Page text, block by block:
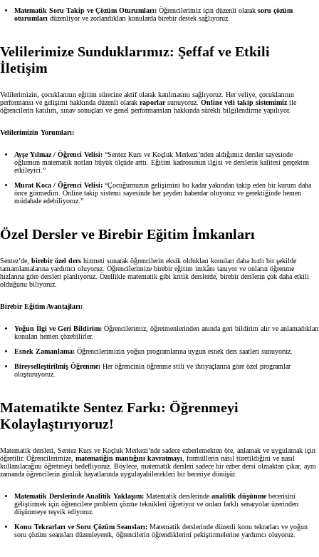
Öğrenci Yorumları
Matematik Soru Takip ve Çözüm Oturumları: Öğrencilerimiz için düzenli olarak soru çözüm
oturumları düzenliyor ve zorlandıkları konularda birebir destek sağlıyoruz.
Velilerimize Sunduklarımız: Şeffaf ve Etkili
İletişim
Velilerimizin, çocuklarının eğitim sürecine aktif olarak katılmasını sağlıyoruz. Her veliye, çocuklarının
performansı ve gelişimi hakkında düzenli olarak raporlarsunuyoruz. Online veli takip sistemimizile
öğrencilerin katılım, sınav sonuçları ve genel performansları hakkında sürekli bilgilendirme yapılıyor.
Velilerimizin Yorumları:
Ayşe Yılmaz / Öğrenci Velisi: “Sentez Kurs ve Koçluk Merkezi’nden aldığımız dersler sayesinde
oğlumun matematik notları büyük ölçüde arttı. Eğitim kadrosunun ilgisi ve derslerin kalitesi gerçekten
etkileyici.”
Murat Koca / Öğrenci Velisi: “Çocuğumuzun gelişimini bu kadar yakından takip eden bir kurum daha
önce görmedim. Online takip sistemi sayesinde her şeyden haberdar oluyoruz ve gerektiğinde hemen
müdahale edebiliyoruz.”
Özel Dersler ve Birebir Eğitim İmkanları
Sentez’de, birebir özel ders hizmeti sunarak öğrencilerin eksik oldukları konuları daha hızlı bir şekilde
tamamlamalarına yardımcı oluyoruz. Öğrencilerimize birebir eğitim imkânı tanıyor ve onların öğrenme
hızlarına göre dersleri planlıyoruz. Özellikle matematik gibi kritik derslerde, birebir derslerin çok daha etkili
olduğunu biliyoruz.
Birebir Eğitim Avantajları:
Yoğun İlgi ve Geri Bildirim: Öğrencilerimiz, öğretmenlerinden anında geri bildirim alır ve anlamadıkları
konuları hemen çözebilirler.
Esnek Zamanlama: Öğrencilerimizin yoğun programlarına uygun esnek ders saatleri sunuyoruz.
Bireyselleştirilmiş Öğrenme: Her öğrencinin öğrenme stili ve ihtiyaçlarına göre özel programlar
oluşturuyoruz.
Matematikte Sentez Farkı: Öğrenmeyi
Kolaylaştırıyoruz!
Matematik dersleri, Sentez Kurs ve Koçluk Merkezi’nde sadece ezberlemekten öte, anlamak ve uygulamak için
öğretilir. Öğrencilerimize, matematiğin mantığını kavratmayı , formüllerin nasıl türetildiğini ve nasıl
kullanılacağını öğretmeyi hedefliyoruz. Böylece, matematik dersleri sadece bir ezber dersi olmaktan çıkar, aynı
zamanda öğrencilerin günlük hayatlarında uygulayabilecekleri bir beceriye dönüşür.
Matematik Derslerinde Analitik Yaklaşım: Matematik derslerinde analitik düşünmebecerisini
geliştirmek için öğrencilere problem çözme teknikleri öğretiyor ve onları farklı senaryolar üzerinden
düşünmeye teşvik ediyoruz.
Konu Tekrarları ve Soru Çözüm Seansları: Matematik derslerinde düzenli konu tekrarları ve yoğun
soru çözüm seansları düzenleyerek, öğrencilerin öğrendiklerini pekiştirmelerine yardımcı oluyoruz.